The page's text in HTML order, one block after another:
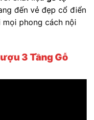
đến vẻ đẹp cổ điển
mọi phong cách nội
3 Tầng Gỗ